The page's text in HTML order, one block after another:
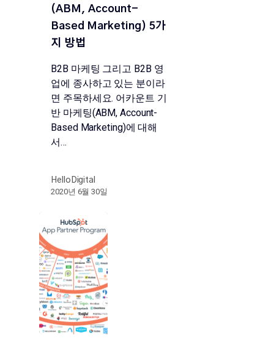
(ABM, Account-
Based Marketing) 5가
지 방법
B2B 마케팅 그리고 B2B 영
업에 종사하고 있는 분이라
면 주목하세요. 어카운트 기
반 마케팅(ABM, Account-
Based Marketing)에 대해
서…
HelloDigital
2020년 6월 30일